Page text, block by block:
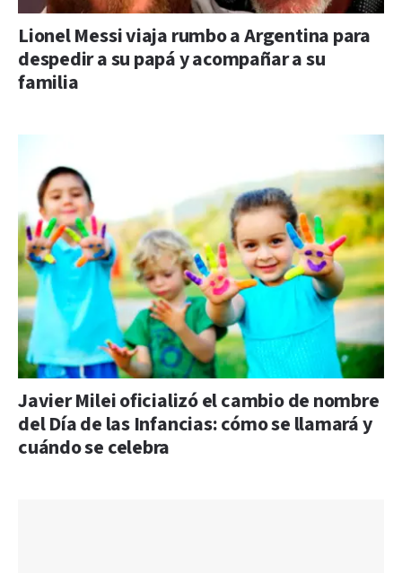
Lionel Messi viaja rumbo a Argentina para
despedir a su papá y acompañar a su
familia
Javier Milei oficializó el cambio de nombre
del Día de las Infancias: cómo se llamará y
cuándo se celebra